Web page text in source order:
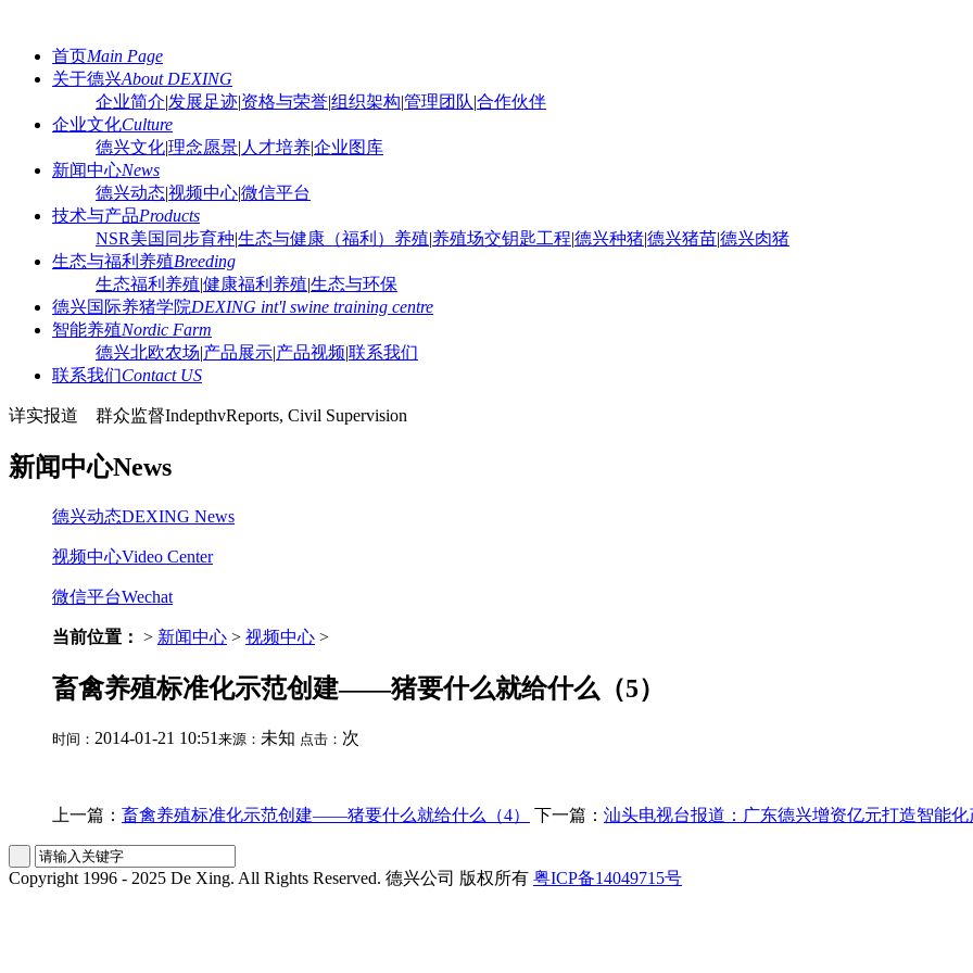
首页Main Page
关于德兴About DEXING
企业简介|发展足迹|资格与荣誉|组织架构|管理团队|合作伙伴
企业文化Culture
德兴文化|理念愿景| 人才培养|企业图库
新闻中心News
德兴动态|视频中心|微信平台
技术与产品Products
NSR美国同步育种|生态与健康（福利）养殖|养殖场交钥匙工程|德兴种猪|德兴猪苗|德兴肉猪
生态与福利养殖Breeding
生态福利养殖|健康福利养殖|生态与环保
德兴国际养猪学院DEXING int'l swine training centre
智能养殖Nordic Farm
德兴北欧农场|产品展示|产品视频|联系我们
联系我们Contact US
详实报道 群众监督IndepthvReports, Civil Supervision
新闻中心News
德兴动态DEXING News
视频中心Video Center
微信平台Wechat
当前位置： > 新闻中心 > 视频中心 >
畜禽养殖标准化示范创建——猪要什么就给什么（5）
时间： 2014-01-21 10:51 来源： 未知 点击： 次
上一篇： 畜禽养殖标准化示范创建——猪要什么就给什么（4） 下一篇： 汕头电视台报道：广东德兴增资亿元打造智能化
Copyright 1996 - 2025 De Xing. All Rights Reserved. 德兴公司 版权所有 粤ICP备14049715号